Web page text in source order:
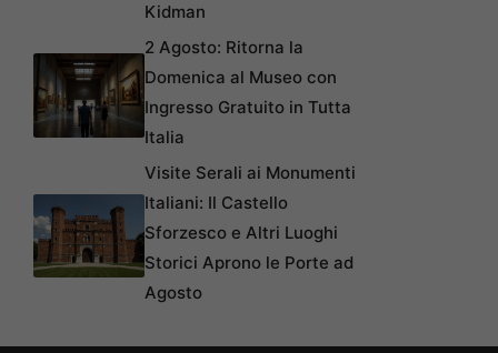
Kidman
2 Agosto: Ritorna la
Domenica al Museo con
Ingresso Gratuito in Tutta
Italia
Visite Serali ai Monumenti
Italiani: Il Castello
Sforzesco e Altri Luoghi
Storici Aprono le Porte ad
Agosto